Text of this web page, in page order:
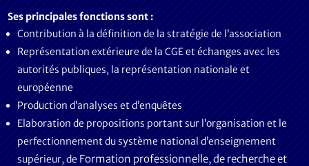
Ses principales fonctions sont :
Contribution à la définition de la stratégie de l’association
Représentation extérieure de la CGE et échanges avec les
autorités publiques, la représentation nationale et
européenne
Production d’analyses et d’enquêtes
Elaboration de propositions portant sur l’organisation et le
perfectionnement du système national d’enseignement
supérieur, de Formation professionnelle, de recherche et